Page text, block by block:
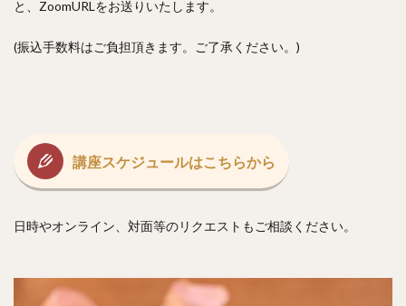
と、ZoomURLをお送りいたします。
(振込手数料はご負担頂きます。ご了承ください。)
講座スケジュールはこちらから
日時やオンライン、対面等のリクエストもご相談ください。